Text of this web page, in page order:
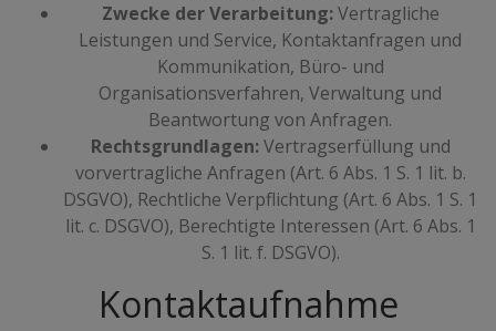
Zwecke der Verarbeitung:Vertragliche
Leistungen und Service, Kontaktanfragen und
Kommunikation, Büro- und
Organisationsverfahren, Verwaltung und
Beantwortung von Anfragen.
Rechtsgrundlagen:Vertragserfüllung und
vorvertragliche Anfragen (Art. 6 Abs. 1 S. 1 lit. b.
DSGVO), Rechtliche Verpflichtung (Art. 6 Abs. 1 S. 1
lit. c. DSGVO), Berechtigte Interessen (Art. 6 Abs. 1
S. 1 lit. f. DSGVO).
Kontaktaufnahme